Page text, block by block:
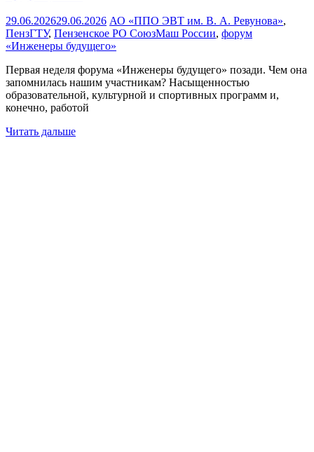
29.06.202629.06.2026 АО «ППО ЭВТ им. В. А. Ревунова»,
ПензГТУ, Пензенское РО СоюзМаш России, форум
«Инженеры будущего»
Первая неделя форума «Инженеры будущего» позади. Чем она
запомнилась нашим участникам? Насыщенностью
образовательной, культурной и спортивных программ и,
конечно, работой
Читать дальше